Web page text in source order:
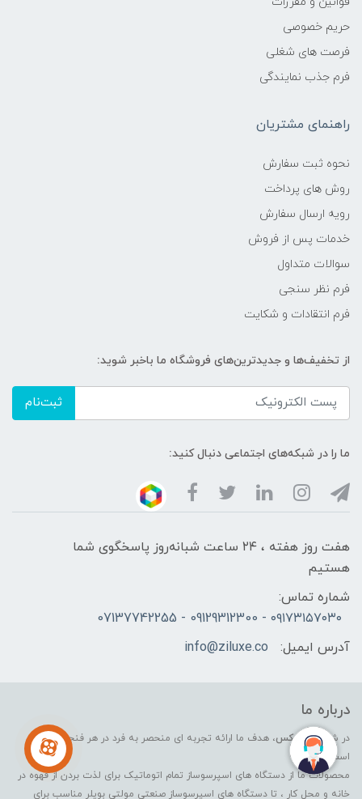
حریم خصوصی
فرصت های شغلی
فرم جذب نمایندگی
راهنمای مشتریان
نحوه ثبت سفارش
روش های پرداخت
رویه ارسال سفارش
خدمات پس از فروش
سوالات متداول
فرم نظر سنجی
فرم انتقادات و شکایت
از تخفیف‌ها و جدیدترین‌های فروشگاه ما باخبر شوید:
ثبت‌نام
ما را در شبکه‌های اجتماعی دنبال کنید:
هفت روز هفته ، ۲۴ ساعت شبانه‌روز پاسخگوی شما
هستیم
شماره تماس:
۰۹۱۷۳۱۵۷۰۳۰ - 09129312300 - 07137742255
آدرس ایمیل:
info@ziluxe.co
درباره ما
در شرکتزیلوکس، هدف ما ارائه تجربه ای منحصر به فرد در هر فنجان قهوه
است.
محصولات ما از دستگاه های اسپرسوساز تمام اتوماتیک برای لذت بردن از قهوه در
خانه و محل کار ، تا دستگاه های اسپرسوساز صنعتی مولتی بویلر مناسب برای